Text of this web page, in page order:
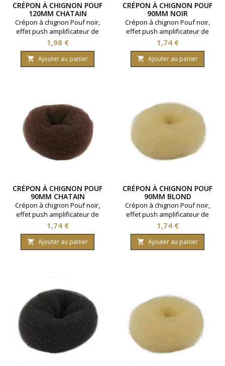
CRÉPON À CHIGNON POUF
120MM CHATAIN
Crépon à chignon Pouf noir,
effet push amplificateur de
chignon - Taille 120 mm -
Chatain.
Prix
1,98 €
 Ajouter au panier
CRÉPON À CHIGNON POUF
90MM NOIR
Crépon à chignon Pouf noir,
effet push amplificateur de
chignon - Taille 90 mm - Noir
Prix
1,74 €
 Ajouter au panier
CRÉPON À CHIGNON POUF
90MM CHATAIN
Crépon à chignon Pouf noir,
effet push amplificateur de
chignon - Taille 90 mm -
Chatain.
Prix
1,74 €
 Ajouter au panier
CRÉPON À CHIGNON POUF
90MM BLOND
Crépon à chignon Pouf noir,
effet push amplificateur de
chignon - Taille 90 mm - Blond.
Prix
1,74 €
 Ajouter au panier